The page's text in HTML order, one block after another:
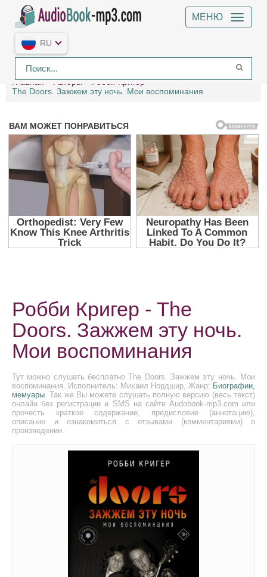
МЕНЮ
RU
Главная Авторы
Робби Кригер
The Doors. Зажжем эту ночь. Мои воспоминания
Робби Кригер - The
Doors. Зажжем эту ночь.
Мои воспоминания
Тут можно слушать бесплатно The Doors. Зажжем эту ночь. Мои
воспоминания. Исполнитель: Михаил Нордшир, Жанр: Биографии,
мемуары. Так же Вы можете слушать полную версию (весь текст)
онлайн без регистрации и SMS на сайте Audobook-mp3.com или
прочесть краткое содержание, предисловие (аннотацию),
описание и ознакомиться с отзывами (комментариями) о
произведении.